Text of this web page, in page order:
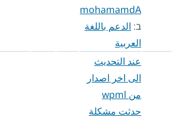
mohamamdA
ב: الدعم باللغة
العربية
عند التحديث
الى اخر اصدار
من wpml
حدثت مشكلة